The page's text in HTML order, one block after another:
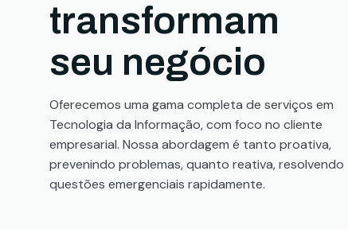
transformam
seu negócio
Oferecemos uma gama completa de serviços em
Tecnologia da Informação, com foco no cliente
empresarial. Nossa abordagem é tanto proativa,
prevenindo problemas, quanto reativa, resolvendo
questões emergenciais rapidamente.